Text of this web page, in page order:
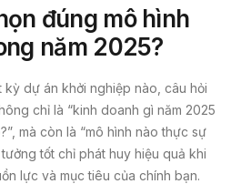
đúng mô hình
năm 2025?
dự án khởi nghiệp nào, câu hỏi
chỉ là “kinh doanh gì năm 2025
mà còn là “mô hình nào thực sự
tốt chỉ phát huy hiệu quả khi
lực và mục tiêu của chính bạn.